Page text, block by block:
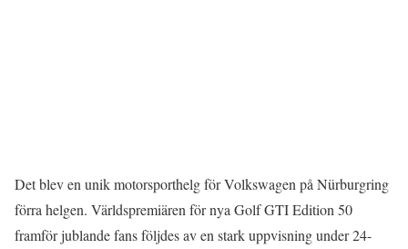
Det blev en unik motorsporthelg för Volkswagen på Nürburgring
förra helgen. Världspremiären för nya Golf GTI Edition 50
framför jublande fans följdes av en stark uppvisning under 24-